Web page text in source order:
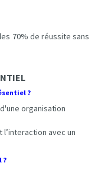
70% de réussite sans
?
organisation
avec un
?